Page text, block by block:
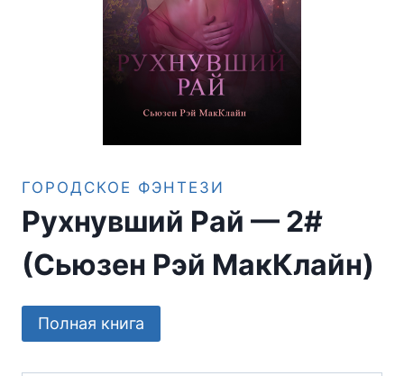
ГОРОДСКОЕ ФЭНТЕЗИ
Рухнувший Рай — 2#
(Сьюзен Рэй МакКлайн)
Полная книга